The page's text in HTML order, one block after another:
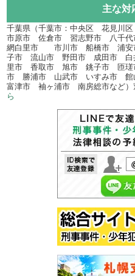
主な対
千葉県（千葉市：中央区 花見
市原市 佐倉市 習志野市 八千
網白里市 市川市 船橋市 浦
子市 流山市 野田市 成田市
里市 香取市 旭市 銚子市 匝
市 勝浦市 山武市 いすみ市
富津市 袖ヶ浦市 南房総市など
ら